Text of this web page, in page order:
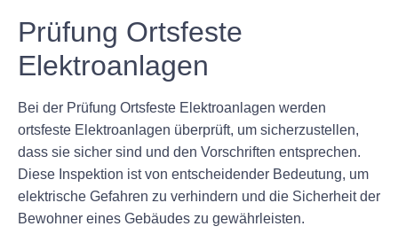
Prüfung Ortsfeste
Elektroanlagen
Bei der Prüfung Ortsfeste Elektroanlagen werden
ortsfeste Elektroanlagen überprüft, um sicherzustellen,
dass sie sicher sind und den Vorschriften entsprechen.
Diese Inspektion ist von entscheidender Bedeutung, um
elektrische Gefahren zu verhindern und die Sicherheit der
Bewohner eines Gebäudes zu gewährleisten.